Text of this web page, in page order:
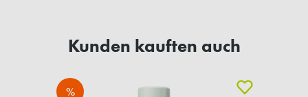
Kunden kauften auch
%